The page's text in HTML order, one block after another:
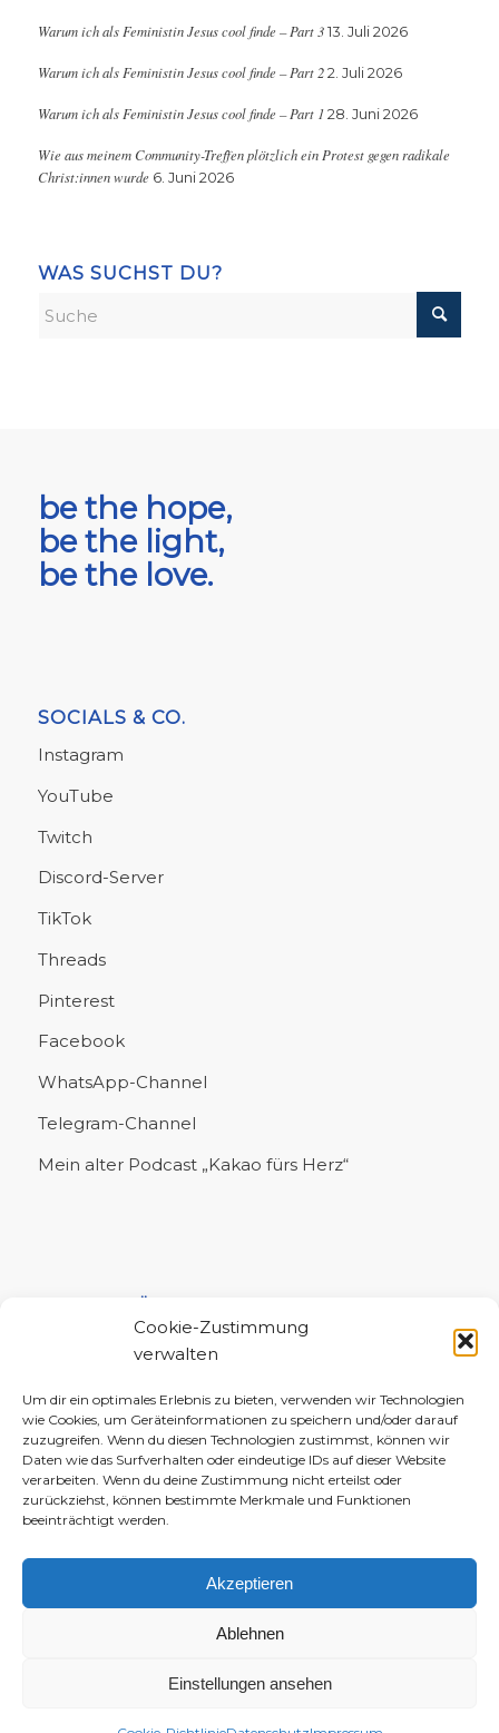
Cookie-Zustimmung
verwalten
Um dir ein optimales Erlebnis zu bieten, verwenden wir Technologien
wie Cookies, um Geräteinformationen zu speichern und/oder darauf
zuzugreifen. Wenn du diesen Technologien zustimmst, können wir
Daten wie das Surfverhalten oder eindeutige IDs auf dieser Website
verarbeiten. Wenn du deine Zustimmung nicht erteilst oder
zurückziehst, können bestimmte Merkmale und Funktionen
beeinträchtigt werden.
Akzeptieren
Ablehnen
Einstellungen ansehen
Warum ich als Feministin Jesus cool finde – Part 3 13. Juli 2026
Warum ich als Feministin Jesus cool finde – Part 2 2. Juli 2026
Warum ich als Feministin Jesus cool finde – Part 1 28. Juni 2026
Wie aus meinem Community-Treffen plötzlich ein Protest gegen radikale
Christ:innen wurde 6. Juni 2026
WAS SUCHST DU?
be the hope,
be the light,
be the love.
SOCIALS & CO.
Instagram
YouTube
Twitch
Discord-Server
TikTok
Threads
Pinterest
Facebook
WhatsApp-Channel
Telegram-Channel
Mein alter Podcast „Kakao fürs Herz“
© 2010–2026 Daniela-Marlin Jakobi (ewiglichtkind | The Fabulous Diary)